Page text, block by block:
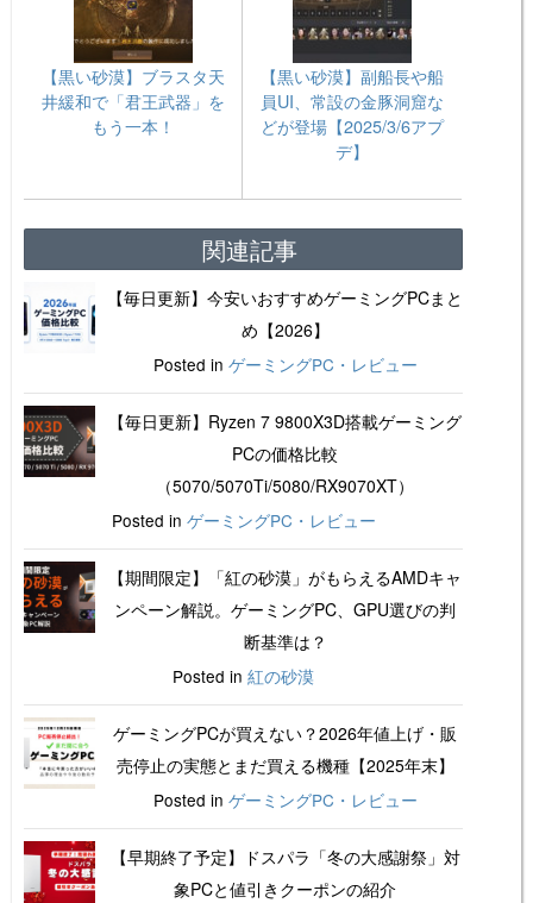
【黒い砂漠】ブラスタ天
井緩和で「君王武器」を
もう一本！
【黒い砂漠】副船長や船
員UI、常設の金豚洞窟な
どが登場【2025/3/6アプ
デ】
関連記事
【毎日更新】今安いおすすめゲーミングPCまと
め【2026】
Posted in ゲーミングPC・レビュー
【毎日更新】Ryzen 7 9800X3D搭載ゲーミング
PCの価格比較
（5070/5070Ti/5080/RX9070XT）
Posted in ゲーミングPC・レビュー
【期間限定】「紅の砂漠」がもらえるAMDキャ
ンペーン解説。ゲーミングPC、GPU選びの判
断基準は？
Posted in 紅の砂漠
ゲーミングPCが買えない？2026年値上げ・販
売停止の実態とまだ買える機種【2025年末】
Posted in ゲーミングPC・レビュー
【早期終了予定】ドスパラ「冬の大感謝祭」対
象PCと値引きクーポンの紹介